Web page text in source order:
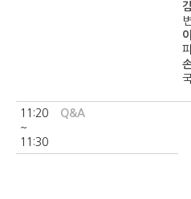
11:20
~
11:30
Q&A